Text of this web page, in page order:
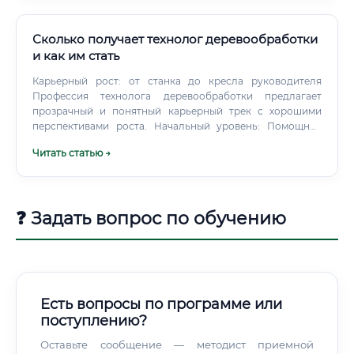
Сколько получает технолог деревообработки
и как им стать
Карьерный рост: от станка до кресла руководителя
Профессия технолога деревообработки предлагает
прозрачный и понятный карьерный трек с хорошими
перспективами роста. Начальный уровень: Помощник
Читать статью →
❓ Задать вопрос по обучению
Есть вопросы по программе или
поступлению?
Оставьте сообщение — методист приемной